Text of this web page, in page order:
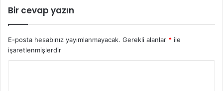
Bir cevap yazın
E-posta hesabınız yayımlanmayacak. Gerekli alanlar * ile
işaretlenmişlerdir